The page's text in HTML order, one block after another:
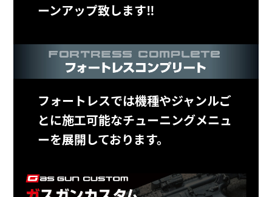
ーンアップ致します‼
フォートレスでは機種やジャンルご
とに施工可能なチューニングメニュ
ーを展開しております。